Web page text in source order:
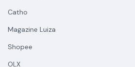
Catho
Magazine Luiza
Shopee
OLX